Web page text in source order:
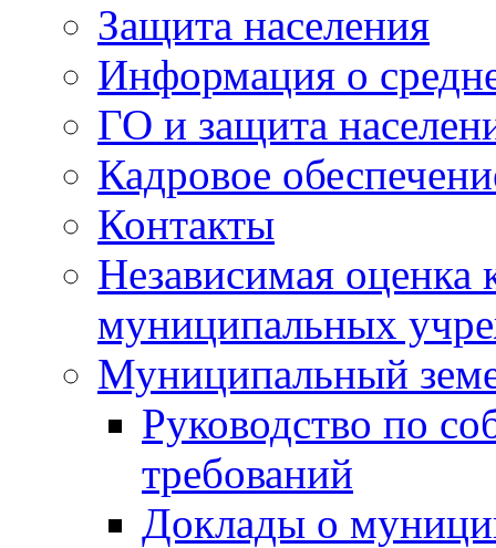
Защита населения
Информация о
ГО и защита
Кадровое
Контакты
Независимая оценка
муниципальных
Муниципальный
Руководство по
требований
Доклады о